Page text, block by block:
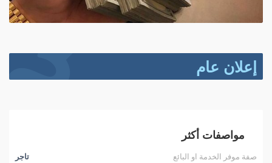
إعلان عام
مواصفات أكثر
صفة موفر الخدمة او البائع تاجر